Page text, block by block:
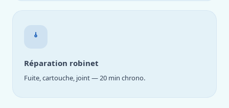
Réparation robinet
Fuite, cartouche, joint — 20 min chrono.